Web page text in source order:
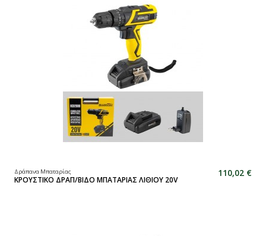
Δράπανα Μπαταρίας
ΚΡΟΥΣΤΙΚΟ ΔΡΑΠ/ΒΙΔΟ ΜΠΑΤΑΡΙΑΣ ΛΙΘΙΟΥ 20V
110,02 €